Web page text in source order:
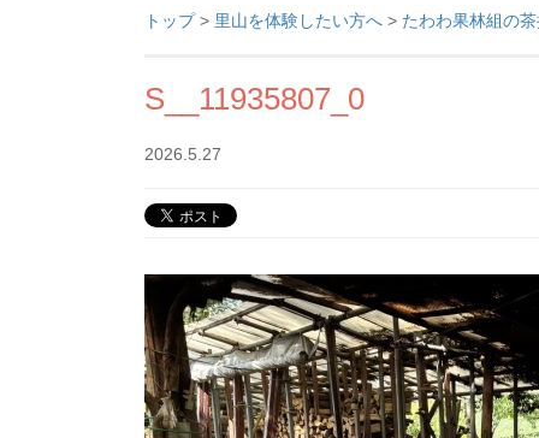
トップ> 里山を体験したい方へ > たわわ果林組の
S__11935807_0
2026.5.27